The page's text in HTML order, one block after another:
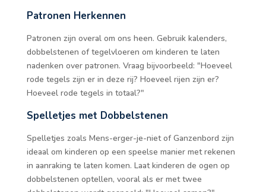
Patronen Herkennen
Patronen zijn overal om ons heen. Gebruik kalenders,
dobbelstenen of tegelvloeren om kinderen te laten
nadenken over patronen. Vraag bijvoorbeeld: "Hoeveel
rode tegels zijn er in deze rij? Hoeveel rijen zijn er?
Hoeveel rode tegels in totaal?"
Spelletjes met Dobbelstenen
Spelletjes zoals Mens-erger-je-niet of Ganzenbord zijn
ideaal om kinderen op een speelse manier met rekenen
in aanraking te laten komen. Laat kinderen de ogen op
dobbelstenen optellen, vooral als er met twee